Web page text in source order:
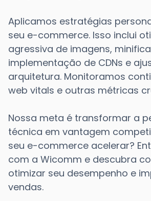
Aplicamos estratégias
seu e-commerce. Isso inclui
agressiva de imagens,
implementação de CDNs e
arquitetura. Monitoramos
web vitals e outras métricas
Nossa meta é transformar a
técnica em vantagem
seu e-commerce acelerar?
com a Wicomm e descubra
otimizar seu desempenho e
vendas.